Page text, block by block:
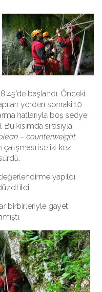
başlandı. Önceki
yerden sonraki 10
hatlarıyla boş sedye
kısımda sırasıyla
– counterweight
çalışması ise iki kez
yapıldı.
birbirleriyle gayet